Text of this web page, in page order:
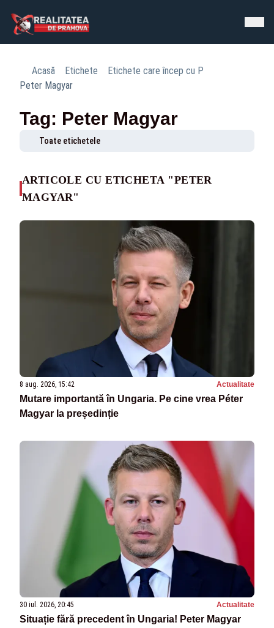
Acasă Etichete
Etichete care încep cu P
Peter Magyar
Tag: Peter Magyar
Toate etichetele
ARTICOLE CU ETICHETA "PETER
MAGYAR"
8 aug. 2026, 15:42 Actualitate
Mutare importantă în Ungaria. Pe cine vrea Péter
Magyar la președinție
30 iul. 2026, 20:45 Actualitate
Situație fără precedent în Ungaria! Peter Magyar